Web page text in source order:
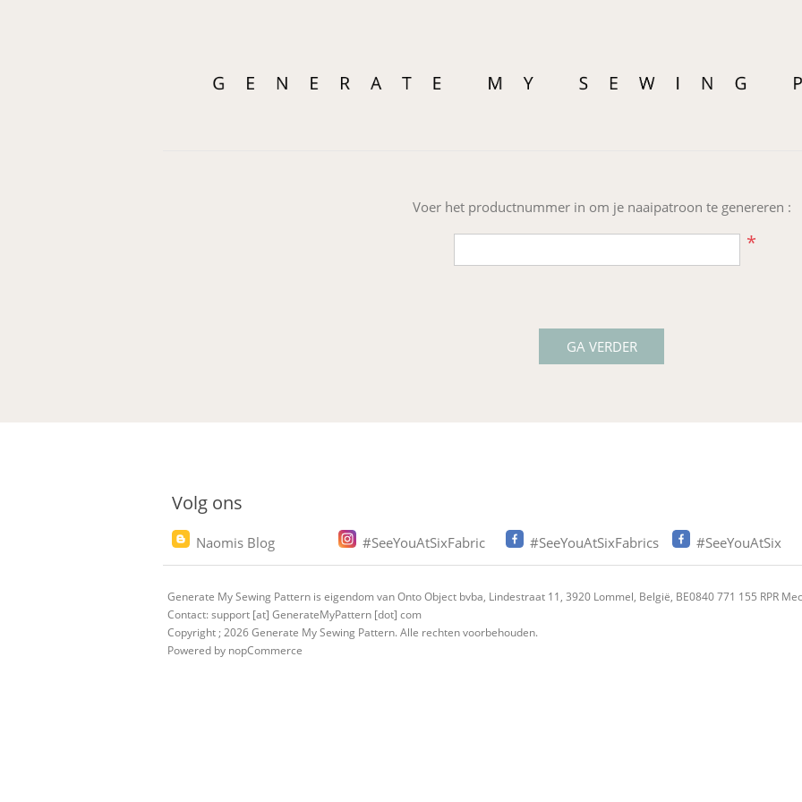
Voer het productnummer in om je naaipatroon te genereren :
*
Volg ons
Naomis Blog #SeeYouAtSixFabric #SeeYouAtSixFabrics #SeeYouAtSix
Generate My Sewing Pattern is eigendom van Onto Object bvba, Lindestraat 11, 3920 Lommel, België, BE0840 771 155 RPR
Contact: support [at] GenerateMyPattern [dot] com
Copyright ; 2026 Generate My Sewing Pattern. Alle rechten voorbehouden.
Powered by nopCommerce